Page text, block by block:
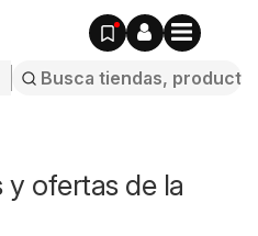
ofertas de la